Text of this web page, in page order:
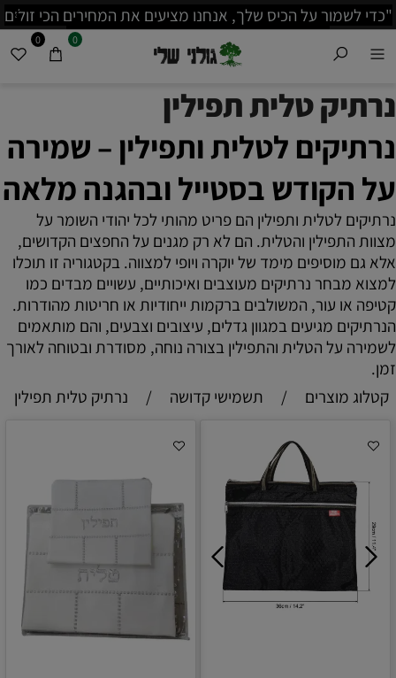
מציעים את המחירים הכי זולים
לפני שאתה קונה!"
משמעותית לפרטים נוספים
0 0
נרתיק טלית תפילין
נרתיקים לטלית ותפילין – שמירה
על הקודש בסטייל ובהגנה מלאה
נרתיקים לטלית ותפילין הם פריט מהותי לכל יהודי השומר על
מצוות התפילין והטלית. הם לא רק מגנים על החפצים הקדושים,
אלא גם מוסיפים מימד של יוקרה ויופי למצווה. בקטגוריה זו תוכלו
למצוא מבחר נרתיקים מעוצבים ואיכותיים, עשויים מבדים כמו
קטיפה או עור, המשולבים ברקמות ייחודיות או חריטות מהודרות.
הנרתיקים מגיעים במגוון גדלים, עיצובים וצבעים, והם מותאמים
לשמירה על הטלית והתפילין בצורה נוחה, מסודרת ובטוחה לאורך
זמן.
קטלוג מוצרים
/ תשמישי קדושה / נרתיק טלית תפילין